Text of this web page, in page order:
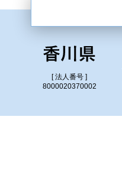
[ 法人番号 ]
8000020370002